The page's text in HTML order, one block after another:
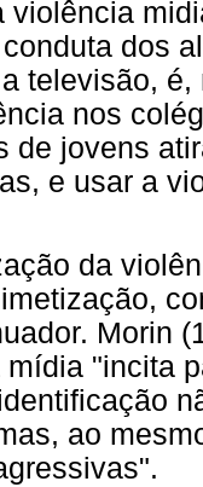
violência
dos
televisão,
nos
de jovens
e usar a
da
Morin
"incita
ao